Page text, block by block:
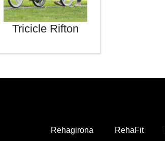
Tricicle Rifton
Rehagirona RehaFit